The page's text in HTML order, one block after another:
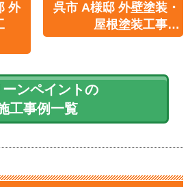
外
呉市 A様邸 外壁塗装・
屋根塗装工事…
ーンペイントの
工事例一覧